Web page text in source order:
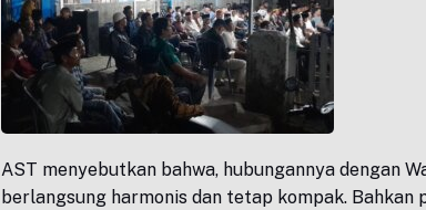
AST menyebutkan bahwa, hubungannya dengan
berlangsung harmonis dan tetap kompak. Bahkan